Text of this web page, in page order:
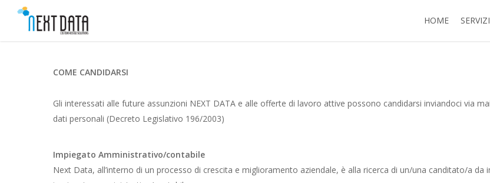
HOME SERVIZI
COME CANDIDARSI
Gli interessati alle future assunzioni NEXT DATA e alle offerte di lavoro attive possono candidarsi inviandoci via
dati personali (Decreto Legislativo 196/2003)
Impiegato Amministrativo/contabile
Next Data, all’interno di un processo di crescita e miglioramento aziendale, è alla ricerca di un/una canditato/a